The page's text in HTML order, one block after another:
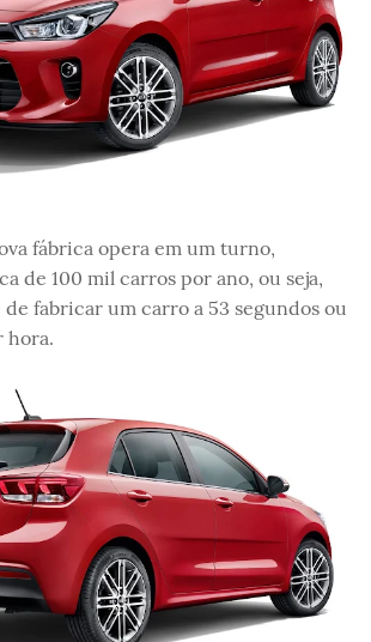
fábrica opera em um turno,
de 100 mil carros por ano, ou seja,
fabricar um carro a 53 segundos ou
hora.